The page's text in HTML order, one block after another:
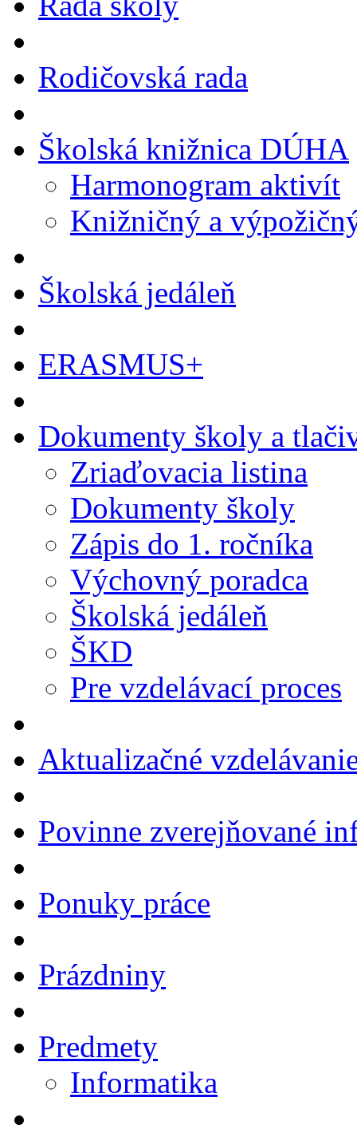
Rodičovská rada
Školská knižnica DÚHA
Harmonogram aktivít
Knižničný a
Školská jedáleň
ERASMUS+
Dokumenty školy a
Zriaďovacia listina
Dokumenty školy
Zápis do 1. ročníka
Výchovný poradca
Školská jedáleň
ŠKD
Pre vzdelávací proces
Aktualizačné
Povinne zverejňované
Ponuky práce
Prázdniny
Predmety
Informatika